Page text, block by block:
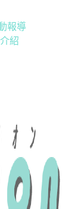
報導
紹